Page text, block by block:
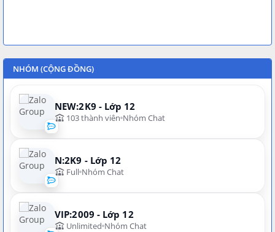
NHÓM (CỘNG ĐỒNG)
NEW:2K9 - Lớp 12
103 thành viên Nhóm Chat
N:2K9 - Lớp 12
Full Nhóm Chat
VIP:2009 - Lớp 12
Unlimited Nhóm Chat